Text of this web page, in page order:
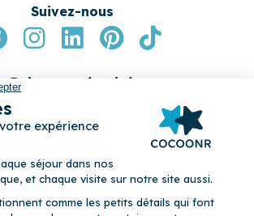
Presse
Cocooneur, Cocoonair, ...
Participer à l'aventure
Paiement sécurisé